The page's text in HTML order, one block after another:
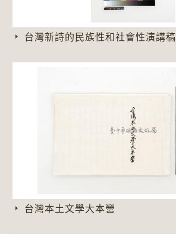
台灣新詩的民族性和社會性演講稿
台灣本土文學大本營